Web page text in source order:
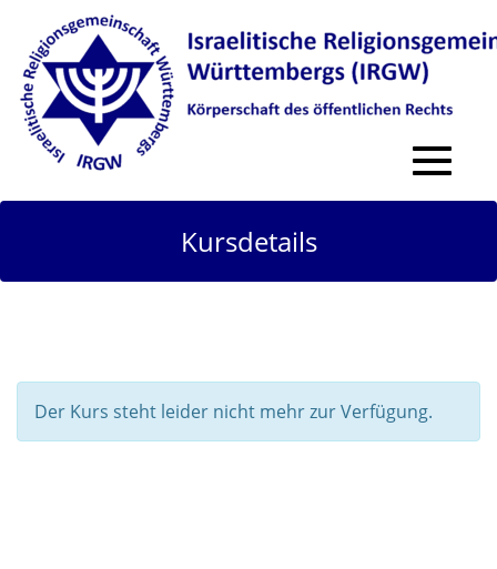
Toggle
Kursdetails
Der Kurs steht leider nicht mehr zur Verfügung.